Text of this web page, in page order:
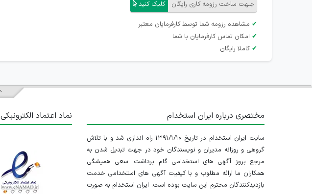
جـهت ساخت رزومه کاری رایگان کلیک کنید
✔ مشاهده رزومه شما توسط کارفرمایان معتبر
✔ امکان تماس کارفرمایان با شما
✔ کاملا رایگان
مختصری درباره ایران استخدام
سایت ایران استخدام در تاریخ ۱۳۹۱/۱/۱۰ راه اندازی شد و با تلاش
گروهی و روزانه مدیران و نویسندگان خود در جهت تبدیل شدن به
مرجع بروز آگهی های استخدامی گام برداشت. سعی همیشگی
همکاران ما ارائه مطلوب و با کیفیت آگهی های استخدامی خدمت
بازدیدکنندگان محترم این سایت بوده است. ایران استخدام به صورت
نماد اعتماد الکترونیکی